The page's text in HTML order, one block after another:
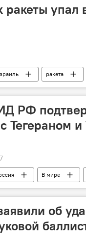
ракеты упал
ракета
РФ
Тегераном
В мире
об